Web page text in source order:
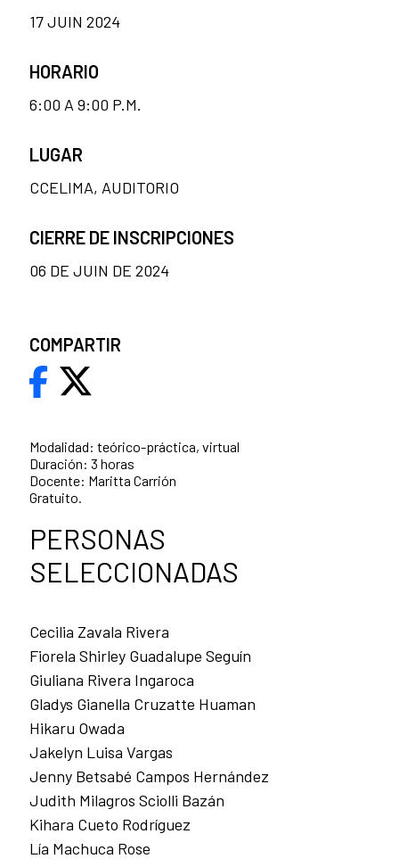
Modalidad: teórico-práctica, virtual
Duración: 3 horas
Docente: Maritta Carrión
Gratuito.
PERSONAS
SELECCIONADAS
Cecilia Zavala Rivera
Fiorela Shirley Guadalupe Seguín
Giuliana Rivera Ingaroca
Gladys Gianella Cruzatte Huaman
Hikaru Owada
Jakelyn Luisa Vargas
Jenny Betsabé Campos Hernández
Judith Milagros Sciolli Bazán
Kihara Cueto Rodríguez
Lía Machuca Rose
17 JUIN 2024
HORARIO
6:00 A 9:00 P.M.
LUGAR
CCELIMA, AUDITORIO
CIERRE DE INSCRIPCIONES
06 DE JUIN DE 2024
COMPARTIR